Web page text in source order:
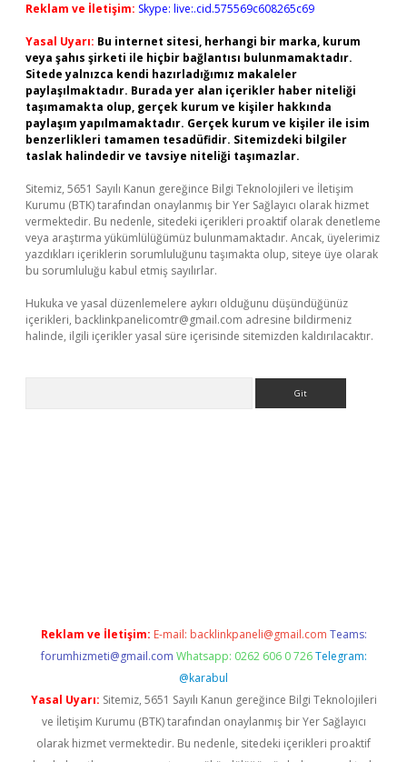
Reklam ve İletişim: Skype: live:.cid.575569c608265c69
Yasal Uyarı: Bu internet sitesi, herhangi bir marka, kurum
veya şahıs şirketi ile hiçbir bağlantısı bulunmamaktadır.
Sitede yalnızca kendi hazırladığımız makaleler
paylaşılmaktadır. Burada yer alan içerikler haber niteliği
taşımamakta olup, gerçek kurum ve kişiler hakkında
paylaşım yapılmamaktadır. Gerçek kurum ve kişiler ile isim
benzerlikleri tamamen tesadüfidir. Sitemizdeki bilgiler
taslak halindedir ve tavsiye niteliği taşımazlar.
Sitemiz, 5651 Sayılı Kanun gereğince Bilgi Teknolojileri ve İletişim
Kurumu (BTK) tarafından onaylanmış bir Yer Sağlayıcı olarak hizmet
vermektedir. Bu nedenle, sitedeki içerikleri proaktif olarak denetleme
veya araştırma yükümlülüğümüz bulunmamaktadır. Ancak, üyelerimiz
yazdıkları içeriklerin sorumluluğunu taşımakta olup, siteye üye olarak
bu sorumluluğu kabul etmiş sayılırlar.
Hukuka ve yasal düzenlemelere aykırı olduğunu düşündüğünüz
içerikleri, backlinkpanelicomtr@gmail.com adresine bildirmeniz
halinde, ilgili içerikler yasal süre içerisinde sitemizden kaldırılacaktır.
Reklam ve İletişim: E-mail: backlinkpaneli@gmail.com Teams:
forumhizmeti@gmail.com Whatsapp: 0262 606 0 726 Telegram:
@karabul
Yasal Uyarı: Sitemiz, 5651 Sayılı Kanun gereğince Bilgi Teknolojileri
ve İletişim Kurumu (BTK) tarafından onaylanmış bir Yer Sağlayıcı
olarak hizmet vermektedir. Bu nedenle, sitedeki içerikleri proaktif